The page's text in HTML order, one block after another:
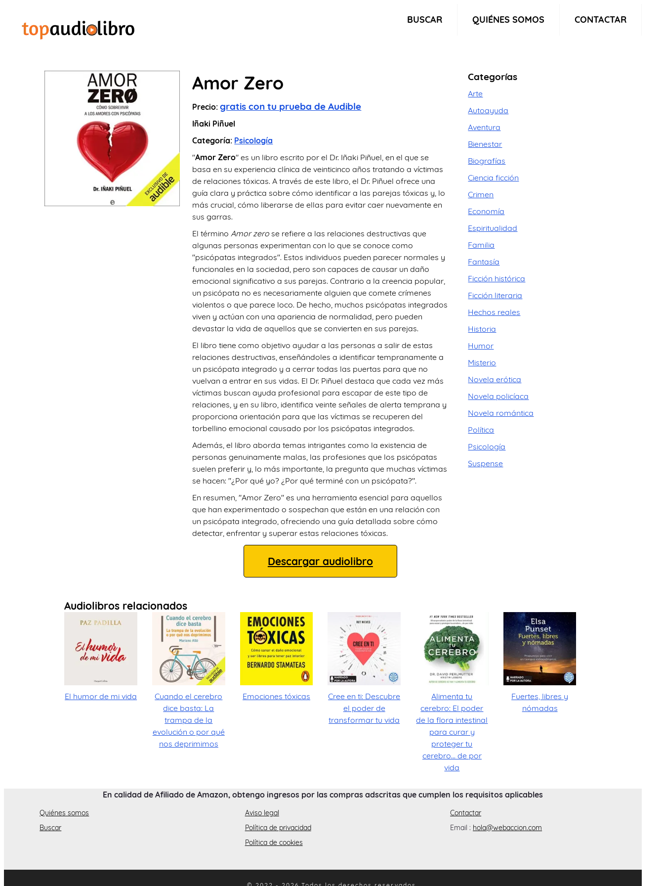
BUSCAR QUIÉNES SOMOS CONTACTAR
Amor Zero
Precio:gratis con tu prueba de Audible
Iñaki Piñuel
Categoría: Psicología
"Amor Zero" es un libro escrito por el Dr. Iñaki Piñuel, en el que se
basa en su experiencia clínica de veinticinco años tratando a víctimas
de relaciones tóxicas. A través de este libro, el Dr. Piñuel ofrece una
guía clara y práctica sobre cómo identificar a las parejas tóxicas y, lo
más crucial, cómo liberarse de ellas para evitar caer nuevamente en
sus garras.
El términoAmor zero se refiere a las relaciones destructivas que
algunas personas experimentan con lo que se conoce como
"psicópatas integrados". Estos individuos pueden parecer normales y
funcionales en la sociedad, pero son capaces de causar un daño
emocional significativo a sus parejas. Contrario a la creencia popular,
un psicópata no es necesariamente alguien que comete crímenes
violentos o que parece loco. De hecho, muchos psicópatas integrados
viven y actúan con una apariencia de normalidad, pero pueden
devastar la vida de aquellos que se convierten en sus parejas.
El libro tiene como objetivo ayudar a las personas a salir de estas
relaciones destructivas, enseñándoles a identificar tempranamente a
un psicópata integrado y a cerrar todas las puertas para que no
vuelvan a entrar en sus vidas. El Dr. Piñuel destaca que cada vez más
víctimas buscan ayuda profesional para escapar de este tipo de
relaciones, y en su libro, identifica veinte señales de alerta temprana y
proporciona orientación para que las víctimas se recuperen del
torbellino emocional causado por los psicópatas integrados.
Además, el libro aborda temas intrigantes como la existencia de
personas genuinamente malas, las profesiones que los psicópatas
suelen preferir y, lo más importante, la pregunta que muchas víctimas
se hacen: "¿Por qué yo? ¿Por qué terminé con un psicópata?".
En resumen, "Amor Zero" es una herramienta esencial para aquellos
que han experimentado o sospechan que están en una relación con
un psicópata integrado, ofreciendo una guía detallada sobre cómo
detectar, enfrentar y superar estas relaciones tóxicas.
Descargar audiolibro
Categorías
Arte
Autoayuda
Aventura
Bienestar
Biografías
Ciencia ficción
Crimen
Economía
Espiritualidad
Familia
Fantasía
Ficción histórica
Ficción literaria
Hechos reales
Historia
Humor
Misterio
Novela erótica
Novela policíaca
Novela romántica
Política
Psicología
Suspense
Audiolibros relacionados
El humor de mi vida
Cuando el cerebro
dice basta: La
trampa de la
evolución o por qué
nos deprimimos
Emociones tóxicas
Cree en ti: Descubre
el poder de
transformar tu vida
Alimenta tu
cerebro: El poder
de la flora intestinal
para curar y
proteger tu
cerebro... de por
vida
Fuertes, libres y
nómadas
En calidad de Afiliado de Amazon, obtengo ingresos por las compras adscritas que cumplen los requisitos aplicables
Quiénes somos
Buscar
Aviso legal
Política de privacidad
Política de cookies
Contactar
Email : hola@webaccion.com